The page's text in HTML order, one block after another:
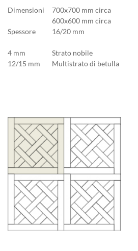
Dimensioni
700x700 mm circa
600x600 mm circa
Spessore
16/20 mm
4 mm
Strato nobile
12/15 mm
Multistrato di betulla